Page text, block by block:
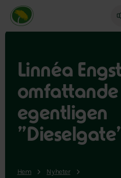
Miljöpartiet de gröna,
Linnéa
omfattande
egentligen
Hem
Nyheter